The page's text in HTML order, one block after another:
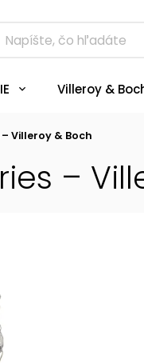
Villeroy &
Villeroy & Boch
–